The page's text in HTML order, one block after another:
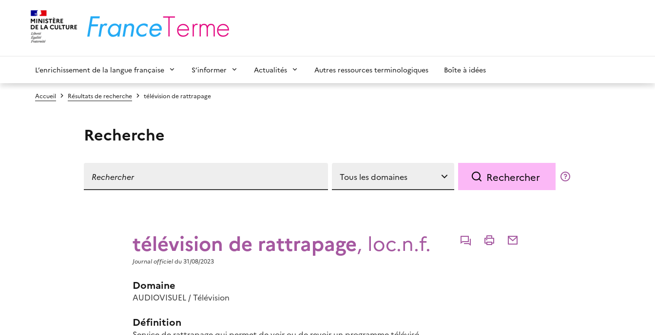
L’enrichissement de la langue française S’informer Actualités Autres ressources terminologiques Boîte à idées
Accueil Résultats de recherche télévision de rattrapage
Recherche
Rechercher
télévision de rattrapage, loc.n.f. CommenterImprimerPartager par courriel
Journal officieldu 31/08/2023
Domaine
AUDIOVISUEL / Télévision
Définition